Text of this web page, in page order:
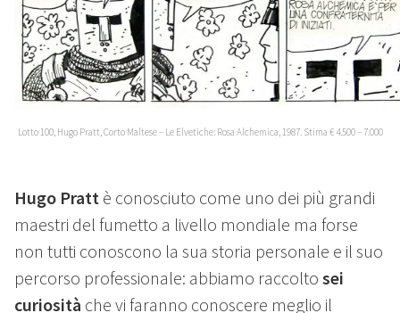
Lotto 100, Hugo Pratt, Corto Maltese – Le Elvetiche: Rosa Alchemica, 1987. Stima € 4.500 – 7.000
Hugo Pratt è conosciuto come uno dei più grandi
maestri del fumetto a livello mondiale ma forse
non tutti conoscono la sua storia personale e il suo
percorso professionale: abbiamo raccolto sei
curiosità che vi faranno conoscere meglio il